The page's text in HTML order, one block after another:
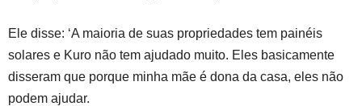
Ele disse: ‘A maioria de suas propriedades tem painéis
solares e Kuro não tem ajudado muito. Eles basicamente
disseram que porque minha mãe é dona da casa, eles não
podem ajudar.